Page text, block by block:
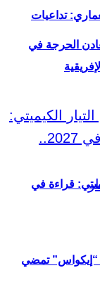
تداعيات
العملة الموحدة “إيكو” في 2027.. “إيكواس” تمضي
الحرجة في
قراءة في